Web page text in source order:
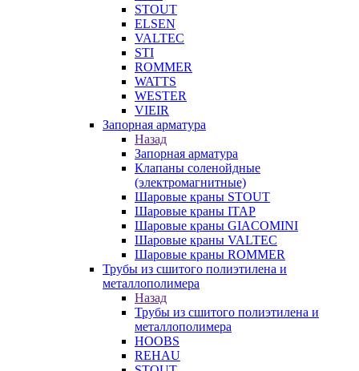
STOUT
ELSEN
VALTEC
STI
ROMMER
WATTS
WESTER
VIEIR
Запорная арматура
Назад
Запорная арматура
Клапаны соленойдные
(электромагнитные)
Шаровые краны STOUT
Шаровые краны ITAP
Шаровые краны GIACOMINI
Шаровые краны VALTEC
Шаровые краны ROMMER
Трубы из сшитого полиэтилена и
металлополимера
Назад
Трубы из сшитого полиэтилена и
металлополимера
HOOBS
REHAU